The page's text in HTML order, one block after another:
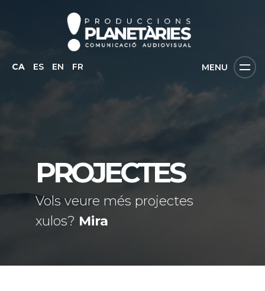
CA ES EN FR MENU
PROJECTES
Vols veure més projectes
xulos? Mira